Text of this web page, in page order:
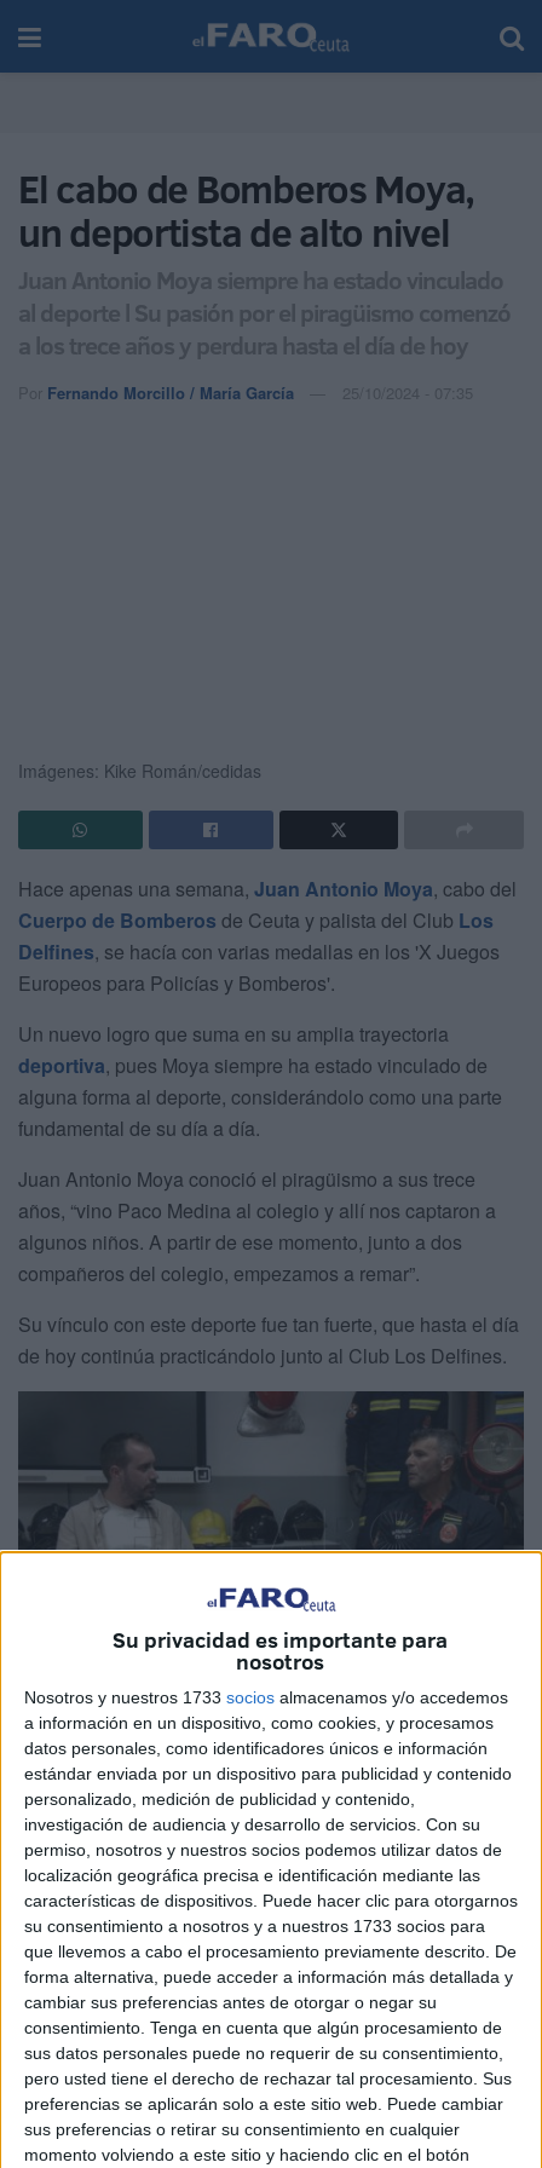
Su privacidad es importante para
nosotros
Nosotros y nuestros 1733 socios almacenamos y/o accedemos
a información en un dispositivo, como cookies, y procesamos
datos personales, como identificadores únicos e información
estándar enviada por un dispositivo para publicidad y contenido
personalizado, medición de publicidad y contenido,
investigación de audiencia y desarrollo de servicios. Con su
permiso, nosotros y nuestros socios podemos utilizar datos de
localización geográfica precisa e identificación mediante las
características de dispositivos. Puede hacer clic para otorgarnos
su consentimiento a nosotros y a nuestros 1733 socios para
que llevemos a cabo el procesamiento previamente descrito. De
forma alternativa, puede acceder a información más detallada y
cambiar sus preferencias antes de otorgar o negar su
consentimiento. Tenga en cuenta que algún procesamiento de
sus datos personales puede no requerir de su consentimiento,
pero usted tiene el derecho de rechazar tal procesamiento. Sus
preferencias se aplicarán solo a este sitio web. Puede cambiar
sus preferencias o retirar su consentimiento en cualquier
momento volviendo a este sitio y haciendo clic en el botón
El cabo de Bomberos Moya,
un deportista de alto nivel
Juan Antonio Moya siempre ha estado vinculado
al deporte l Su pasión por el piragüismo comenzó
a los trece años y perdura hasta el día de hoy
Por Fernando Morcillo / María García 25/10/2024 - 07:35
Imágenes: Kike Román/cedidas
Hace apenas una semana, Juan Antonio Moya, cabo del
Cuerpo de Bomberos de Ceuta y palista del Club Los
Delfines, se hacía con varias medallas en los 'X Juegos
Europeos para Policías y Bomberos'.
Un nuevo logro que suma en su amplia trayectoria
deportiva, pues Moya siempre ha estado vinculado de
alguna forma al deporte, considerándolo como una parte
fundamental de su día a día.
Juan Antonio Moya conoció el piragüismo a sus trece
años, “vino Paco Medina al colegio y allí nos captaron a
algunos niños. A partir de ese momento, junto a dos
compañeros del colegio, empezamos a remar”.
Su vínculo con este deporte fue tan fuerte, que hasta el día
de hoy continúa practicándolo junto al Club Los Delfines.
Además de en esta entidad tan reconocida en la ciudad,
de la que han salido grandespiragüistas, Moya también
ha formado parte de otros clubes: “estuve también en
Ceuta con Luís Castillo. También estuve fichado por el
Sevillano, con el Círculo Mercantil”.
Sus comienzos en este deporte son recuerdos
maravillosos para el cabo de Bomberos, quien señalaba
que en los primeros entrenamientos “íbamos a la playa” y
que, poco a poco, fue notando como esta modalidad
deportiva “se me iba metiendo por las venas”.
Durante prácticamente toda su vida, Moya siempre ha
estado vinculado al deporte, “cuando entré de bombero